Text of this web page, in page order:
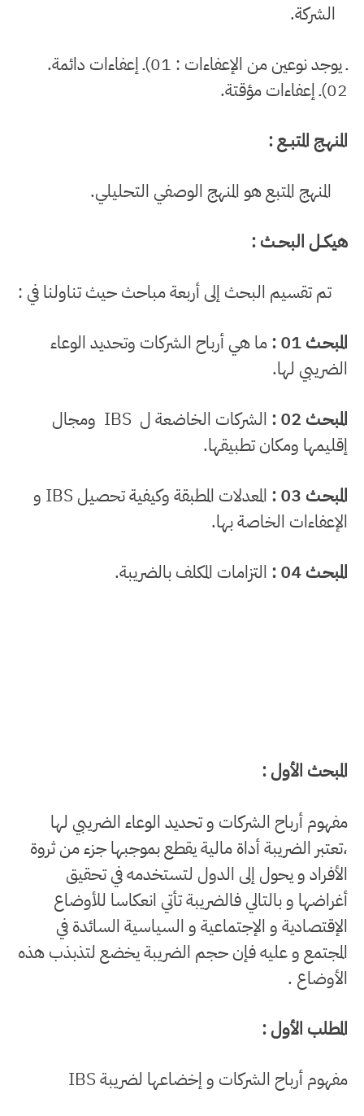
الشركة.
ـ يوجد نوعين من الإعفاءات : 01)ـ إعفاءات دائمة.
02)ـ إعفاءات مؤقتة.
المنهـج المتبــع :
المنهج المتبع هو المنهج الوصفي التحليلي.
هيكــل البحــث :
تم تقسيم البحث إلى أربعة مباحث حيث تناولنا في :
المبحـث 01 :
ما هي أرباح الشركات وتحديد الوعاء
الضريبي لها.
المبحـث 02 :
الشركات الخاضعة ل IBS ومجال
إقليمها ومكان تطبيقها.
المبحـث 03 :
المعدلات المطبقة وكيفية تحصيل IBS و
الإعفاءات الخاصة بها.
المبحـث 04 :
التزامات المكلف بالضريبة.
المبحث الأول :
مفهوم أرباح الشركات و تحديد الوعاء الضريبي لها
،تعتبر الضريبة أداة مالية يقطع بموجبها جزء من ثروة
الأفراد و يحول إلى الدول لتستخدمه في تحقيق
أغراضها و بالتالي فالضريبة تأتي انعكاسا للأوضاع
الإقتصادية و الإجتماعية و السياسية السائدة في
المجتمع و عليه فإن حجم الضريبة يخضع لتذبذب هذه
الأوضاع .
المطلب الأول :
مفهوم أرباح الشركات و إخضاعها لضريبة IBS